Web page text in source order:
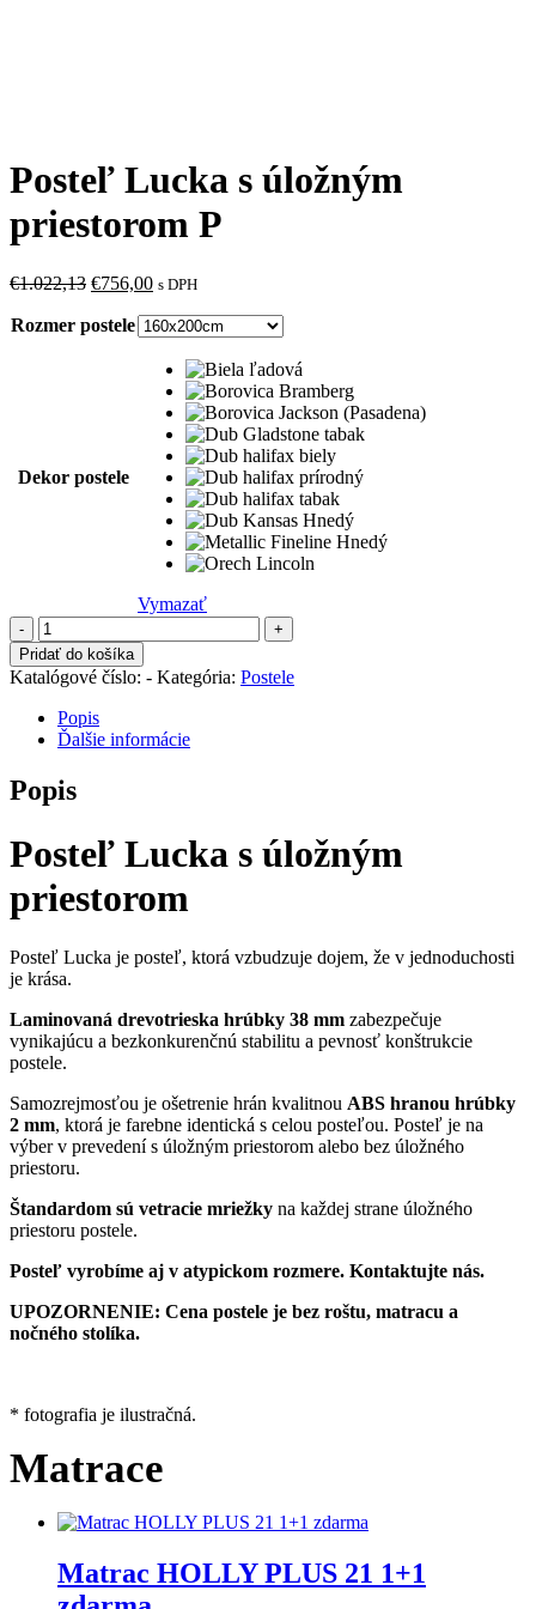
Posteľ Lucka s úložným
priestorom P
€1.022,13 Pôvodná
bola:
€756,00Aktuálna
je:
s DPH
Rozmer postele
Dekor postele
Vymazať
množstvo
Posteľ
Lucka
s
úložným
priestorom
Pridať do košíka
Katalógové číslo: - Kategória: Postele
Popis
Ďalšie informácie
Popis
Posteľ Lucka s úložným
priestorom
Posteľ Lucka je posteľ, ktorá vzbudzuje dojem, že v jednoduchosti
je krása.
Laminovaná drevotrieska hrúbky 38 mm zabezpečuje
vynikajúcu a bezkonkurenčnú stabilitu a pevnosť konštrukcie
postele.
Samozrejmosťou je ošetrenie hrán kvalitnou ABS hranou hrúbky
2 mm, ktorá je farebne identická s celou posteľou. Posteľ je na
výber v prevedení s úložným priestorom alebo bez úložného
priestoru.
Štandardom sú vetracie mriežky na každej strane úložného
priestoru postele.
Posteľ vyrobíme aj v atypickom rozmere. Kontaktujte nás.
UPOZORNENIE: Cena postele je bez roštu, matracu a
nočného stolíka.
* fotografia je ilustračná.
Matrace
Matrac HOLLY PLUS 21 1+1